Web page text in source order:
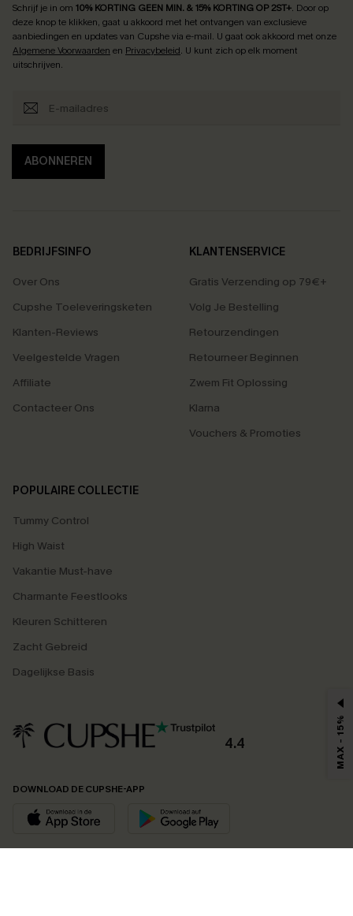
Schrijf je in om 10% KORTING GEEN MIN. & 15% KORTING OP 2ST+. Door op
deze knop te klikken, gaat u akkoord met het ontvangen van exclusieve
aanbiedingen en updates van Cupshe via e-mail. U gaat ook akkoord met onze
Algemene Voorwaarden en Privacybeleid. U kunt zich op elk moment
uitschrijven.
ABONNEREN
BEDRIJFSINFO
Over Ons
Cupshe Toeleveringsketen
Klanten-Reviews
Veelgestelde Vragen
Affiliate
Contacteer Ons
KLANTENSERVICE
Gratis Verzending op 79€+
Volg Je Bestelling
Retourzendingen
Retourneer Beginnen
Zwem Fit Oplossing
Klarna
Vouchers & Promoties
POPULAIRE COLLECTIE
Tummy Control
High Waist
Vakantie Must-have
Charmante Feestlooks
Kleuren Schitteren
Zacht Gebreid
Dagelijkse Basis
4.4
DOWNLOAD DE CUPSHE-APP
MAX - 15%